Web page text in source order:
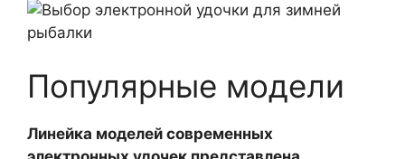
Популярные модели
Линейка моделей современных